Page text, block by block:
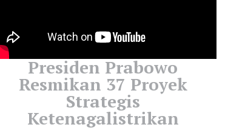
Presiden Prabowo
Resmikan 37 Proyek
Strategis
Ketenagalistrikan